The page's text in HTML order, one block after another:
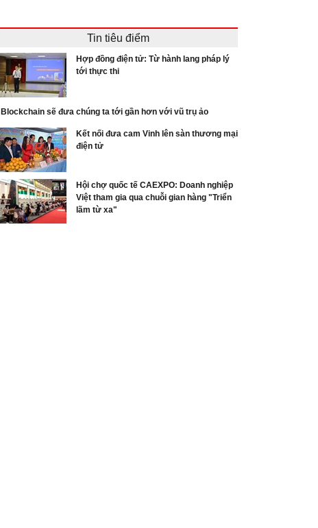
Tin tiêu điểm
Hợp đồng điện tử: Từ hành lang pháp lý
tới thực thi
Blockchain sẽ đưa chúng ta tới gần hơn với vũ trụ ảo
Kết nối đưa cam Vinh lên sàn thương mại
điện tử
Hội chợ quốc tế CAEXPO: Doanh nghiệp
Việt tham gia qua chuỗi gian hàng "Triển
lãm từ xa"